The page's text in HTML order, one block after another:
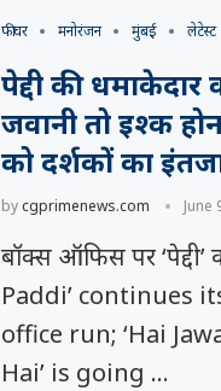
फीचर मनोरंजन मुंबई लेटेस्ट
पेद्दी की धमाकेदार
जवानी तो इश्क
को दर्शकों का
bycgprimenews.com June
बॉक्स ऑफिस पर ‘पेद्दी’
Paddi’ continues
office run; ‘Hai
Hai’ is going …